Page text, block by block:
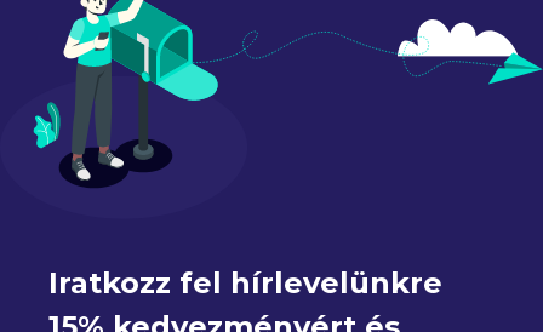
Iratkozz fel hírlevelünkre